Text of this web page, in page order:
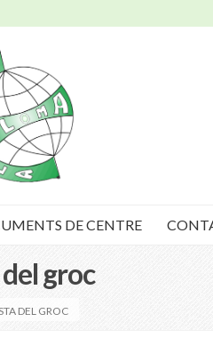
DE CENTRE
groc
DEL GROC